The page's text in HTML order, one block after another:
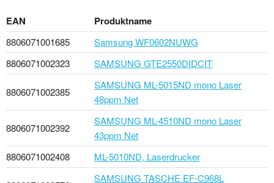
EAN Produktname
8806071001685
Samsung WF0602NUWG
8806071002323
SAMSUNG GTE2550DIDCIT
8806071002385
SAMSUNG ML-5015ND mono Laser
48ppm Net
8806071002392
SAMSUNG ML-4510ND mono Laser
43ppm Net
8806071002408
ML-5010ND, Laserdrucker
SAMSUNG TASCHE EF-C968L